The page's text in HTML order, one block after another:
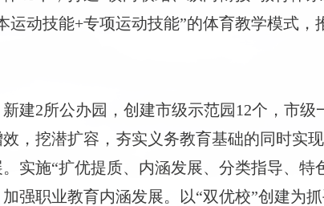
动技能+专项运动技能”的体育教学模式，
建2所公办园，创建市级示范园12个，市级
，挖潜扩容，夯实义务教育基础的同时实
实施“扩优提质、内涵发展、分类指导、特
强职业教育内涵发展。以“双优校”创建为